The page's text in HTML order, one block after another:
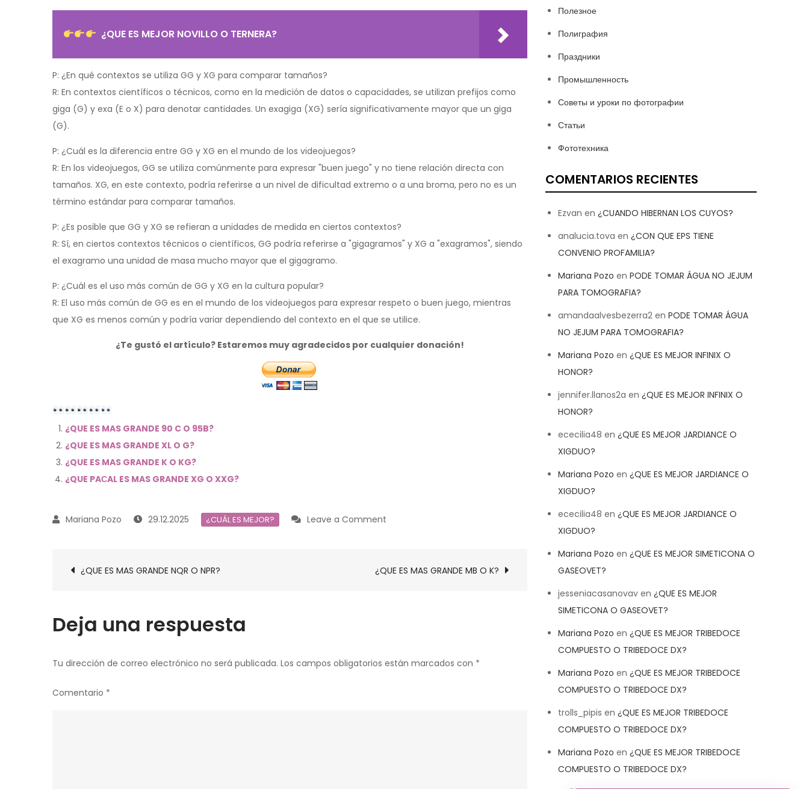
¿QUE ES MEJOR NOVILLO O TERNERA?
P: ¿En qué contextos se utiliza GG y XG para comparar tamaños?
R: En contextos científicos o técnicos, como en la medición de datos o capacidades, se utilizan prefijos como
giga (G) y exa (E o X) para denotar cantidades. Un exagiga (XG) sería significativamente mayor que un giga
(G).
P: ¿Cuál es la diferencia entre GG y XG en el mundo de los videojuegos?
R: En los videojuegos, GG se utiliza comúnmente para expresar "buen juego" y no tiene relación directa con
tamaños. XG, en este contexto, podría referirse a un nivel de dificultad extremo o a una broma, pero no es un
término estándar para comparar tamaños.
P: ¿Es posible que GG y XG se refieran a unidades de medida en ciertos contextos?
R: Sí, en ciertos contextos técnicos o científicos, GG podría referirse a "gigagramos" y XG a "exagramos", siendo
el exagramo una unidad de masa mucho mayor que el gigagramo.
P: ¿Cuál es el uso más común de GG y XG en la cultura popular?
R: El uso más común de GG es en el mundo de los videojuegos para expresar respeto o buen juego, mientras
que XG es menos común y podría variar dependiendo del contexto en el que se utilice.
¿Te gustó el artículo? Estaremos muy agradecidos por cualquier donación!
¿QUE ES MAS GRANDE 90 C O 95B?
¿QUE ES MAS GRANDE XL O G?
¿QUE ES MAS GRANDE K O KG?
¿QUE PAСAL ES MAS GRANDE XG O XXG?
29.12.2025 ¿CUÁL ES MEJOR? Leave a Comment
MAS
Navegación
¿QUE ES MAS GRANDE NQR O NPR? ¿QUE ES MAS GRANDE MB O K?
Deja una respuesta
Tu dirección de correo electrónico no será publicada. Los campos obligatorios están marcados con *
Comentario *
Полезное
Полиграфия
Праздники
Промышленность
Советы и уроки по фотографии
Статьи
Фототехника
COMENTARIOS RECIENTES
Ezvan en ¿CUANDO HIBERNAN LOS CUYOS?
analucia.tova en ¿CON QUE EPS TIENE
CONVENIO PROFAMILIA?
Mariana Pozo en PODE TOMAR ÁGUA NO JEJUM
PARA TOMOGRAFIA?
amandaalvesbezerra2 en PODE TOMAR ÁGUA
NO JEJUM PARA TOMOGRAFIA?
Mariana Pozo en ¿QUE ES MEJOR INFINIX O
HONOR?
jennifer.llanos2a en ¿QUE ES MEJOR INFINIX O
HONOR?
ececilia48 en ¿QUE ES MEJOR JARDIANCE O
XIGDUO?
Mariana Pozo en ¿QUE ES MEJOR JARDIANCE O
XIGDUO?
ececilia48 en ¿QUE ES MEJOR JARDIANCE O
XIGDUO?
Mariana Pozo en ¿QUE ES MEJOR SIMETICONA O
GASEOVET?
jesseniacasanovav en ¿QUE ES MEJOR
SIMETICONA O GASEOVET?
Mariana Pozo en ¿QUE ES MEJOR TRIBEDOCE
COMPUESTO O TRIBEDOCE DX?
Mariana Pozo en ¿QUE ES MEJOR TRIBEDOCE
COMPUESTO O TRIBEDOCE DX?
trolls_pipis en ¿QUE ES MEJOR TRIBEDOCE
COMPUESTO O TRIBEDOCE DX?
Mariana Pozo en ¿QUE ES MEJOR TRIBEDOCE
COMPUESTO O TRIBEDOCE DX?